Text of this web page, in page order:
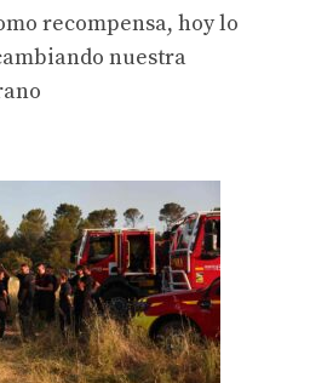
recompensa, hoy lo
nuestra